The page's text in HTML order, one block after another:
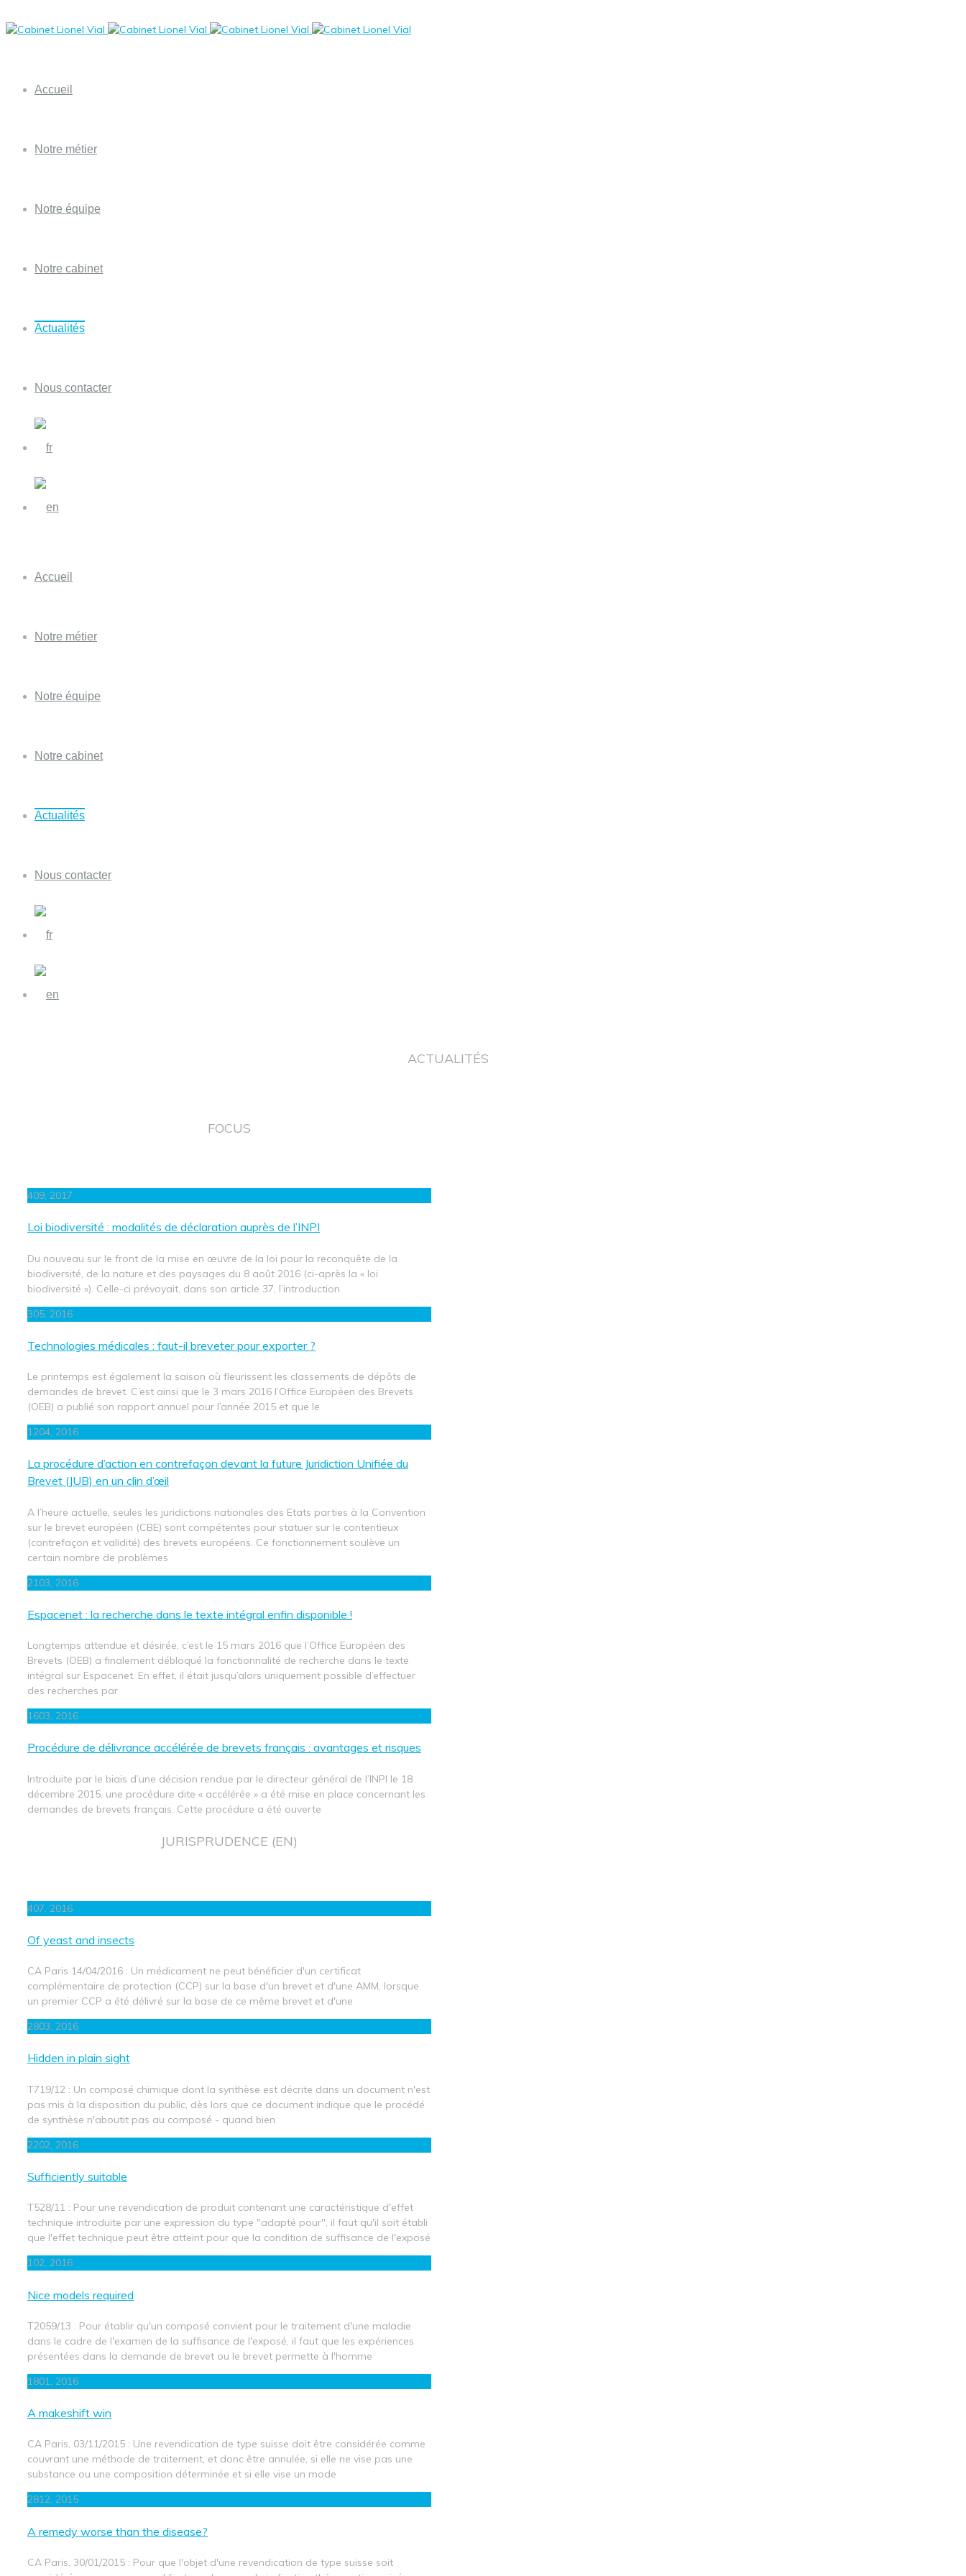
Accueil
Notre métier
Notre équipe
Notre cabinet
Actualités
Nous contacter
Accueil
Notre métier
Notre équipe
Notre cabinet
Actualités
Nous contacter
ACTUALITÉS
FOCUS
409, 2017
Loi biodiversité : modalités de déclaration auprès de l’INPI
Du nouveau sur le front de la mise en œuvre de la loi pour la reconquête de la
biodiversité, de la nature et des paysages du 8 août 2016 (ci-après la « loi
biodiversité »). Celle-ci prévoyait, dans son article 37, l’introduction
305, 2016
Technologies médicales : faut-il breveter pour exporter ?
Le printemps est également la saison où fleurissent les classements de dépôts de
demandes de brevet. C’est ainsi que le 3 mars 2016 l’Office Européen des Brevets
(OEB) a publié son rapport annuel pour l’année 2015 et que le
1204, 2016
La procédure d’action en contrefaçon devant la future Juridiction Unifiée du
Brevet (JUB) en un clin d’œil
A l’heure actuelle, seules les juridictions nationales des Etats parties à la Convention
sur le brevet européen (CBE) sont compétentes pour statuer sur le contentieux
(contrefaçon et validité) des brevets européens. Ce fonctionnement soulève un
certain nombre de problèmes
21 03, 2016
Espacenet : la recherche dans le texte intégral enfin disponible !
Longtemps attendue et désirée, c’est le 15 mars 2016 que l’Office Européen des
Brevets (OEB) a finalement débloqué la fonctionnalité de recherche dans le texte
intégral sur Espacenet. En effet, il était jusqu’alors uniquement possible d’effectuer
des recherches par
1603, 2016
Procédure de délivrance accélérée de brevets français : avantages et risques
Introduite par le biais d’une décision rendue par le directeur général de l’INPI le 18
décembre 2015, une procédure dite « accélérée » a été mise en place concernant les
demandes de brevets français. Cette procédure a été ouverte
JURISPRUDENCE (EN)
407, 2016
Of yeast and insects
CA Paris 14/04/2016 : Un médicament ne peut bénéficier d'un certificat
complémentaire de protection (CCP) sur la base d'un brevet et d'une AMM, lorsque
un premier CCP a été délivré sur la base de ce même brevet et d'une
2803, 2016
Hidden in plain sight
T719/12 : Un composé chimique dont la synthèse est décrite dans un document n'est
pas mis à la disposition du public, dès lors que ce document indique que le procédé
de synthèse n'aboutit pas au composé - quand bien
2202, 2016
Sufficiently suitable
T528/11 : Pour une revendication de produit contenant une caractéristique d'effet
technique introduite par une expression du type "adapté pour", il faut qu'il soit établi
que l'effet technique peut être atteint pour que la condition de suffisance de l'exposé
102, 2016
Nice models required
T2059/13 : Pour établir qu'un composé convient pour le traitement d'une maladie
dans le cadre de l'examen de la suffisance de l'exposé, il faut que les expériences
présentées dans la demande de brevet ou le brevet permette à l'homme
1801, 2016
A makeshift win
CA Paris, 03/11/2015 : Une revendication de type suisse doit être considérée comme
couvrant une méthode de traitement, et donc être annulée, si elle ne vise pas une
substance ou une composition déterminée et si elle vise un mode
2812, 2015
A remedy worse than the disease?
CA Paris, 30/01/2015 : Pour que l'objet d'une revendication de type suisse soit